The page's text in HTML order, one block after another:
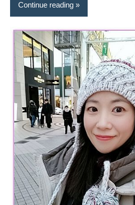
Continue reading